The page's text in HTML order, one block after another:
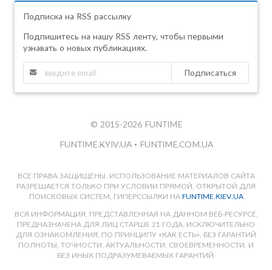
Подписка на RSS рассылку
Подпишитесь на нашу RSS ленту, чтобы первыми
узнавать о новых публикациях.
Подписаться
© 2015-2026 FUNTIME
FUNTIME.KYIV.UA • FUNTIME.COM.UA
ВСЕ ПРАВА ЗАЩИЩЕНЫ. ИСПОЛЬЗОВАНИЕ МАТЕРИАЛОВ САЙТА
РАЗРЕШАЕТСЯ ТОЛЬКО ПРИ УСЛОВИИ ПРЯМОЙ, ОТКРЫТОЙ ДЛЯ
ПОИСКОВЫХ СИСТЕМ, ГИПЕРССЫЛКИ НА FUNTIME.KIEV.UA
ВСЯ ИНФОРМАЦИЯ, ПРЕДСТАВЛЕННАЯ НА ДАННОМ ВЕБ-РЕСУРСЕ,
ПРЕДНАЗНАЧЕНА ДЛЯ ЛИЦ СТАРШЕ 21 ГОДА, ИСКЛЮЧИТЕЛЬНО
ДЛЯ ОЗНАКОМЛЕНИЯ, ПО ПРИНЦИПУ «КАК ЕСТЬ», БЕЗ ГАРАНТИЙ
ПОЛНОТЫ, ТОЧНОСТИ, АКТУАЛЬНОСТИ, СВОЕВРЕМЕННОСТИ, И
БЕЗ ИНЫХ ПОДРАЗУМЕВАЕМЫХ ГАРАНТИЙ.